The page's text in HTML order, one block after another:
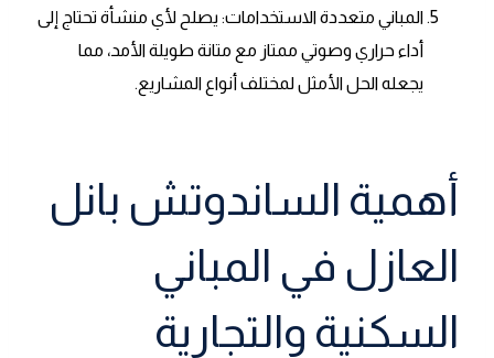
المباني متعددة الاستخدامات: يصلح لأي منشأة تحتاج إلى
أداء حراري وصوتي ممتاز مع متانة طويلة الأمد، مما
يجعله الحل الأمثل لمختلف أنواع المشاريع.
أهمية الساندوتش بانل
العازل في المباني
السكنية والتجارية